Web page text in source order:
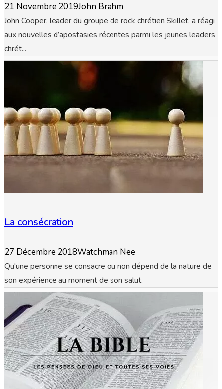
21 Novembre 2019John Brahm
John Cooper, leader du groupe de rock chrétien Skillet, a réagi
aux nouvelles d’apostasies récentes parmi les jeunes leaders
chrét...
La consécration
27 Décembre 2018Watchman Nee
Qu'une personne se consacre ou non dépend de la nature de
son expérience au moment de son salut.